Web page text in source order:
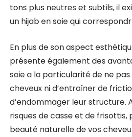
tons plus neutres et subtils, il
un hijab en soie qui
En plus de son aspect
présente également des
soie a la particularité de ne
cheveux ni d’entraîner de
d’endommager leur structure.
risques de casse et de frisottis,
beauté naturelle de vos